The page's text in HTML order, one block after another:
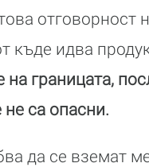
отговорност
идва
границата,
не са опасни.
да се вземат